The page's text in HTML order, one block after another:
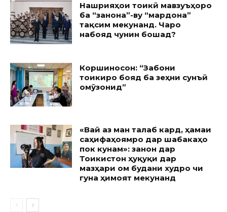
Нашрияҳои тоҷикӣ мавзуъҳоро
ба “занона”-ву “мардона”
тақсим мекунанд. Чаро
набояд чунин бошад?
Коршиносон: “Забони
тоҷикиро бояд ба зеҳни сунъӣ
омӯзонид”
«Вай аз ман талаб кард, ҳамаи
саҳифаҳоямро дар шабакаҳо
пок кунам»: занон дар
Тоҷикистон ҳуқуқи дар
мазҳари ом будани худро чи
гуна ҳимоят мекунанд